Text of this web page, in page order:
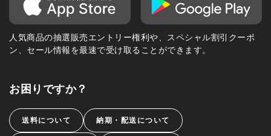
人気商品の抽選販売エントリー権利や、スペシャル割引クーポ
ン、セール情報を最速で受け取ることができます。
お困りですか？
送料について 納期・配送について